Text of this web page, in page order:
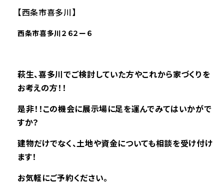
【西条市喜多川】
西条市喜多川２６２ー６
萩生、喜多川でご検討していた方やこれから家づくりを
お考えの方！！
是非！！この機会に展示場に足を運んでみてはいかがで
すか？
建物だけでなく、土地や資金についても相談を受け付け
ます！
お気軽にご予約ください。